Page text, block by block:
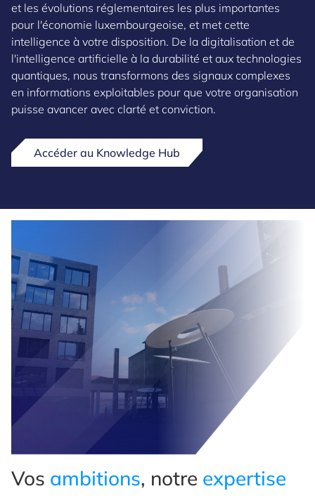
et les évolutions réglementaires les plus importantes
pour l'économie luxembourgeoise, et met cette
intelligence à votre disposition. De la digitalisation et de
l'intelligence artificielle à la durabilité et aux technologies
quantiques, nous transformons des signaux complexes
en informations exploitables pour que votre organisation
puisse avancer avec clarté et conviction.
Accéder au Knowledge Hub
Vos ambitions, notre expertise